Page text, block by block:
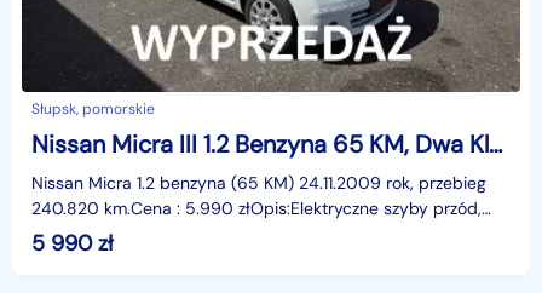
Słupsk, pomorskie
Nissan Micra III 1.2 Benzyna 65 KM, Dwa Klucze, Isofix, El. Szyby Przód
Nissan Micra 1.2 benzyna (65 KM) 24.11.2009 rok, przebieg
240.820 km.Cena : 5.990 złOpis:Elektryczne szyby przód,
wspomaganie kierownicy, centralny zamek z pilo
5 990zł